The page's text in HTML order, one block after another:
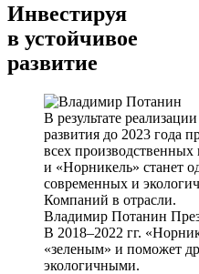
Инвестируя
в устойчивое
развитие
В результате
развития до 2023 года
всех
и «Норникель» станет
современных и
Компаний в отрасли.
Владимир Потанин
В 2018–2022 гг.
«зеленым» и поможет
экологичными.